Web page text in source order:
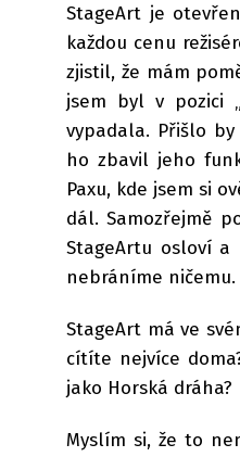
StageArt je
každou cenu
zjistil, že mám
jsem byl v pozici
vypadala. Přišlo
ho zbavil jeho
Paxu, kde jsem si
dál. Samozřejmě
StageArtu osloví a
nebráníme ničemu.
StageArt má ve
cítíte nejvíce
jako Horská dráha?
Myslím si, že to